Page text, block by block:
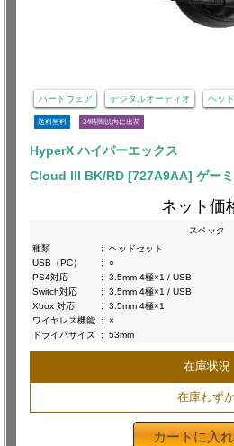
ハードウェア デジタルオーディオ ヘッ
送料無料 24時間以内に出荷
HyperX ハイパーエックス
Cloud III BK/RD [727A9AA] ゲーミ
ネット価
スペック
種類
:
ヘッドセット
USB（PC）
:
○
PS4対応
:
3.5mm 4極×1 / USB
Switch対応
:
3.5mm 4極×1 / USB
Xbox 対応
:
3.5mm 4極×1
ワイヤレス機能 :
×
ドライバサイズ : 53mm
在庫状況
在庫わず
カートに入